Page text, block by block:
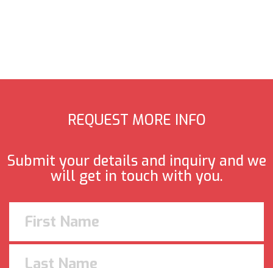
REQUEST MORE INFO
Submit your details and inquiry and we
will get in touch with you.